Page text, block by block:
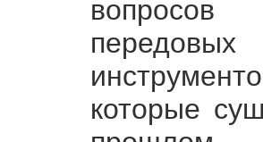
вопросов
которые